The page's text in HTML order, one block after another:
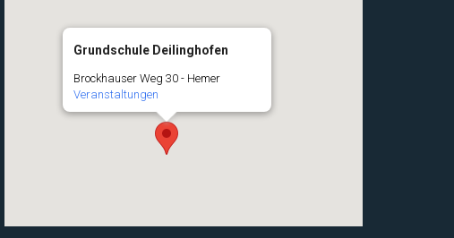
Grundschule Deilinghofen
Brockhauser Weg 30 - Hemer
Veranstaltungen